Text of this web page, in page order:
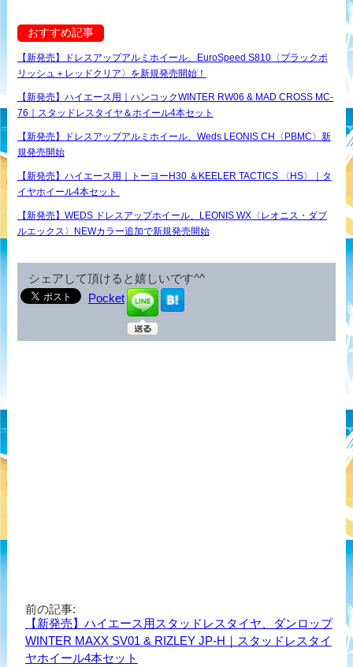
おすすめ記事
【新発売】ドレスアップアルミホイール、EuroSpeed S810〈ブラックポ
リッシュ＋レッドクリア〉を新規発売開始！
【新発売】ハイエース用｜ハンコックWINTER RW06 & MAD CROSS MC-
76｜スタッドレスタイヤ＆ホイール4本セット
【新発売】ドレスアップアルミホイール、Weds LEONIS CH〈PBMC〉新
規発売開始
【新発売】ハイエース用｜トーヨーH30 ＆KEELER TACTICS 〈HS〉｜タ
イヤホイール4本セット
【新発売】WEDS ドレスアップホイール、LEONIS WX〈レオニス・ダブ
ルエックス〉NEWカラー追加で新規発売開始
シェアして頂けると嬉しいです^^
Pocket
前の記事:
【新発売】ハイエース用スタッドレスタイヤ、ダンロップ
WINTER MAXX SV01 & RIZLEY JP-H｜スタッドレスタイ
ヤホイール4本セット